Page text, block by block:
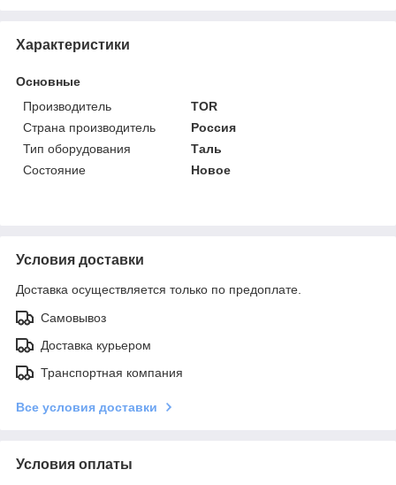
Характеристики
Основные
Производитель
TOR
Страна производитель
Россия
Тип оборудования
Таль
Состояние
Новое
Условия доставки
Доставка осуществляется только по предоплате.
Самовывоз
Доставка курьером
Транспортная компания
Все условия доставки
Условия оплаты